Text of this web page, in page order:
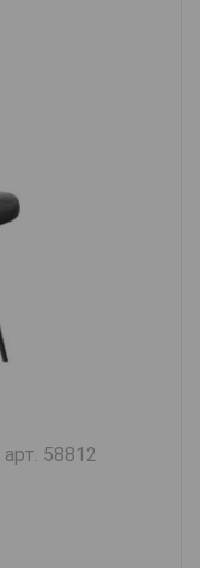
арт. 58812